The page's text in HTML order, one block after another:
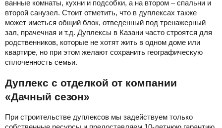
ванные комнаты, кухни и подсобки, а на втором – спальни и
второй санузел. Стоит отметить, что в дуплексах также
может иметься общий блок, отведенный под тренажерный
зал, прачечная и т.д. Дуплексы в Казани часто строятся для
родственников, которые не хотят жить в одном доме или
квартире, но при этом желают сохранить географическую
сплоченность семьи.
Дуплекс с отделкой от компании
«Дачный сезон»
При строительстве дуплексов мы задействуем только